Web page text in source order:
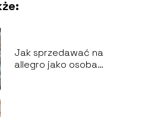
Jak sprzedawać na
allegro jako osoba